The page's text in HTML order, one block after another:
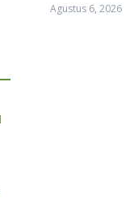
Agustus 6, 2026